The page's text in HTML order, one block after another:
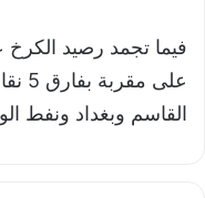
القاسم وبغداد ونفط